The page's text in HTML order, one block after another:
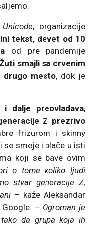
Unicode, organizacije
tekst, devet od 10
od pre pandemije
Žuti smajli sa crvenim
drugo mesto, dok je
i dalje preovladava,
Z prezrivo
frizurom i skinny
smeje i plače u isti
koji se bave ovim
o tome koliko ljudi
stvar generacije Z,
– kaže Aleksandar
– Ogroman je
da grupa koja ih